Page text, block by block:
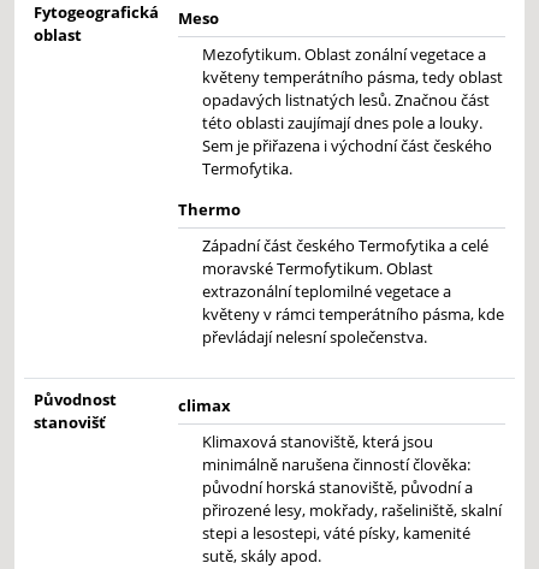
Fytogeografická
oblast
Meso
Mezofytikum. Oblast zonální vegetace a
květeny temperátního pásma, tedy oblast
opadavých listnatých lesů. Značnou část
této oblasti zaujímají dnes pole a louky.
Sem je přiřazena i východní část českého
Termofytika.
Thermo
Západní část českého Termofytika a celé
moravské Termofytikum. Oblast
extrazonální teplomilné vegetace a
květeny v rámci temperátního pásma, kde
převládají nelesní společenstva.
Původnost
stanovišť
climax
Klimaxová stanoviště, která jsou
minimálně narušena činností člověka:
původní horská stanoviště, původní a
přirozené lesy, mokřady, rašeliniště, skalní
stepi a lesostepi, váté písky, kamenité
sutě, skály apod.